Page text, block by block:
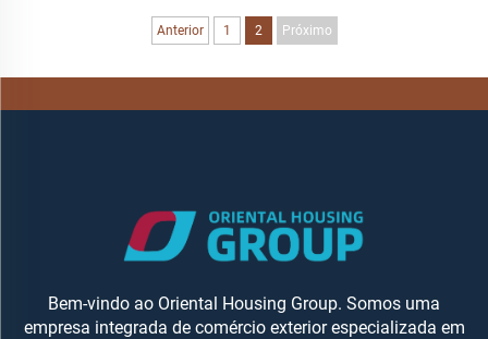
Anterior 1 2 Próximo
Bem-vindo ao Oriental Housing Group. Somos uma
empresa integrada de comércio exterior especializada em